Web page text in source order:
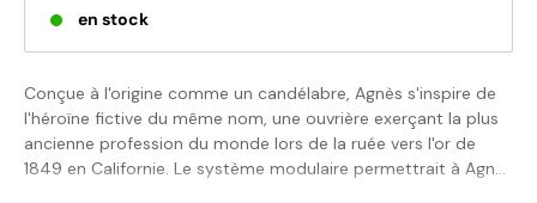
en stock
Conçue à l'origine comme un candélabre, Agnès s'inspire de
l'héroïne fictive du même nom, une ouvrière exerçant la plus
ancienne profession du monde lors de la ruée vers l'or de
1849 en Californie. Le système modulaire permettrait à Agnès